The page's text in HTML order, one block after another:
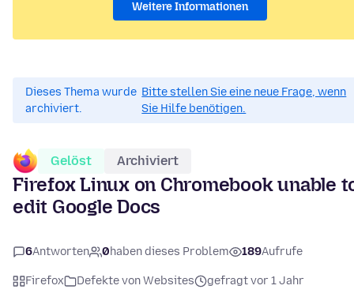
Weitere Informationen
Dieses Thema wurde
archiviert.
Bitte stellen Sie eine neue Frage, wenn
Sie Hilfe benötigen.
Gelöst Archiviert
Firefox Linux on Chromebook unable
edit Google Docs
6Antworten 0haben dieses Problem 189Aufrufe
Firefox Defekte von Websites
gefragt vor 1 Jahr